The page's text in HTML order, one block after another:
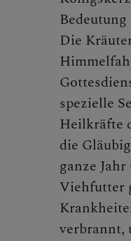
Die
spezielle
Heilkräfte
die
ganze
Viehfutter
verbrannt,